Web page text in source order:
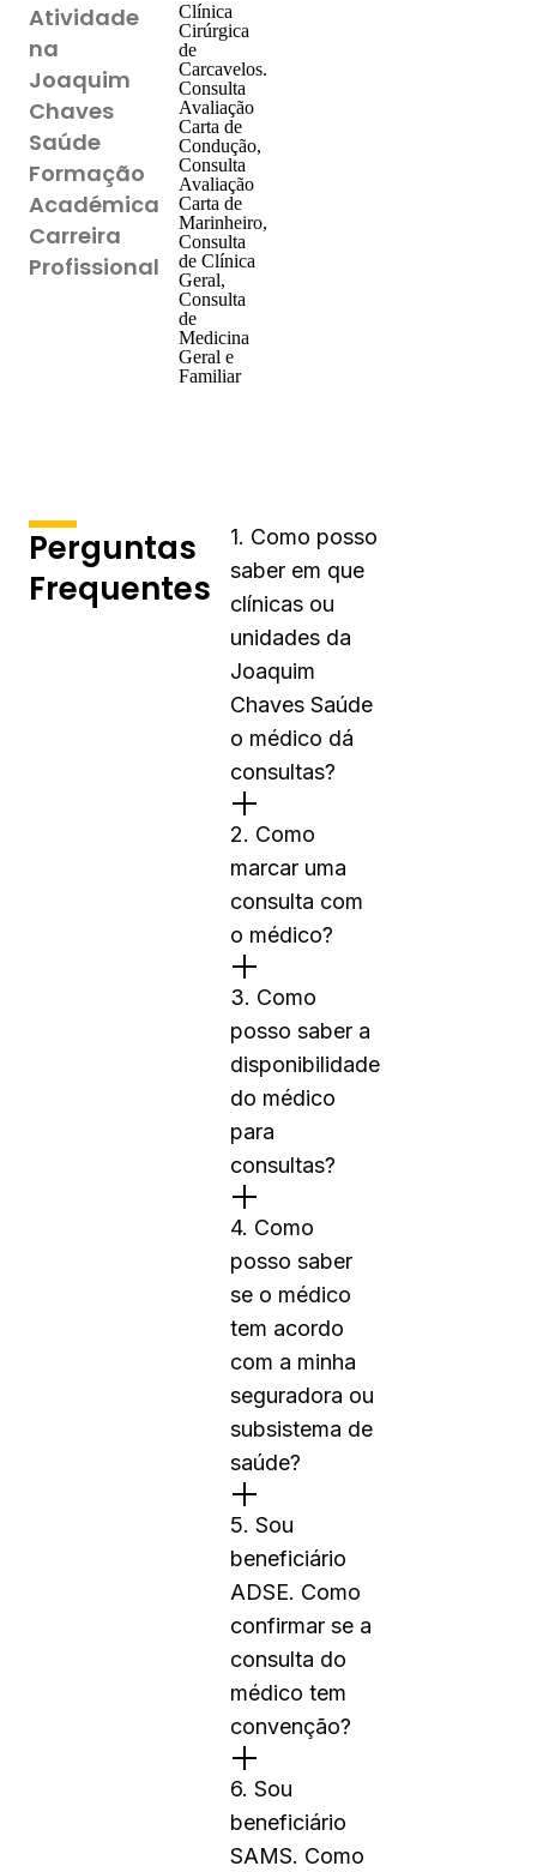
Atividade
na
Joaquim
Chaves
Saúde
Formação
Académica
Carreira
Profissional
Clínica
Cirúrgica
de
Carcavelos.
Consulta
Avaliação
Carta de
Condução,
Consulta
Avaliação
Carta de
Marinheiro,
Consulta
de Clínica
Geral,
Consulta
de
Medicina
Geral e
Familiar
Perguntas
Frequentes
1. Como posso
saber em que
clínicas ou
unidades da
Joaquim
Chaves Saúde
o médico dá
consultas?
2. Como
marcar uma
consulta com
o médico?
3. Como
posso saber a
disponibilidade
do médico
para
consultas?
4. Como
posso saber
se o médico
tem acordo
com a minha
seguradora ou
subsistema de
saúde?
5. Sou
beneficiário
ADSE. Como
confirmar se a
consulta do
médico tem
convenção?
6. Sou
beneficiário
SAMS. Como